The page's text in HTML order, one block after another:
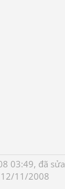
03:49, đã sửa
11/2008